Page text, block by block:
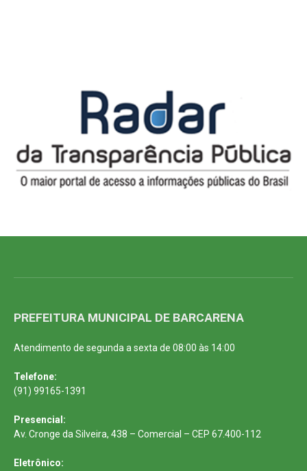
PREFEITURA MUNICIPAL DE BARCARENA
Atendimento de segunda a sexta de 08:00 às 14:00
Telefone:
(91) 99165-1391
Presencial:
Av. Cronge da Silveira, 438 – Comercial – CEP 67.400-112
Eletrônico: